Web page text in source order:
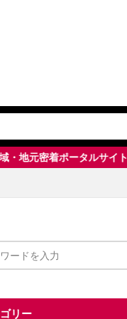
タルサイト「 Myいいだ 」
リー